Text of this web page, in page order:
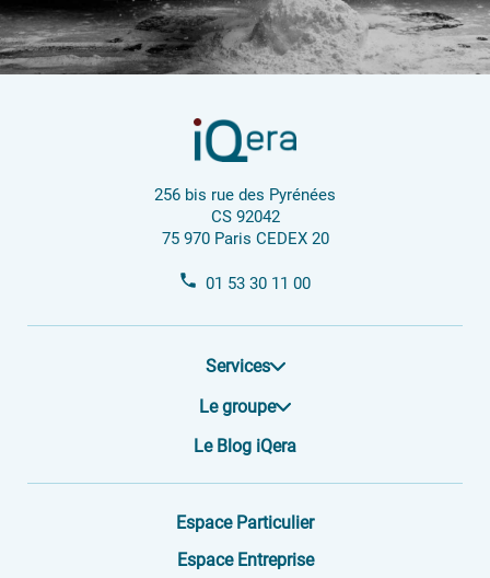
256 bis rue des Pyrénées
CS 92042
75 970 Paris CEDEX 20
01 53 30 11 00
Services
Le groupe
Le Blog iQera
Espace Particulier
Espace Entreprise